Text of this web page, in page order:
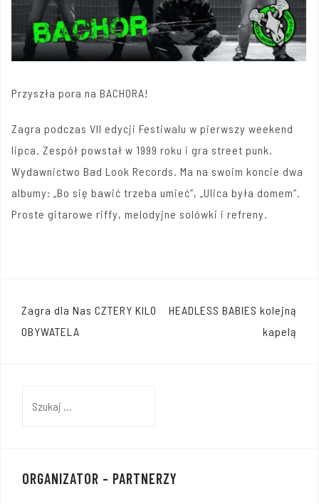
Przyszła pora na BACHORA!
Zagra podczas VII edycji Festiwalu w pierwszy weekend
lipca. Zespół powstał w 1999 roku i gra street punk.
Wydawnictwo Bad Look Records. Ma na swoim koncie dwa
albumy: „Bo się bawić trzeba umieć”, „Ulica była domem”.
Proste gitarowe riffy, melodyjne solówki i refreny.
Nawigacja
wpisu
Zagra dla Nas CZTERY KILO
OBYWATELA
HEADLESS BABIES kolejną
kapelą
ORGANIZATOR – PARTNERZY